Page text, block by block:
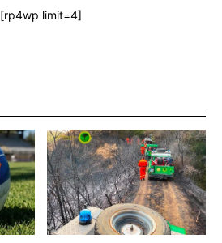
[rp4wp limit=4]